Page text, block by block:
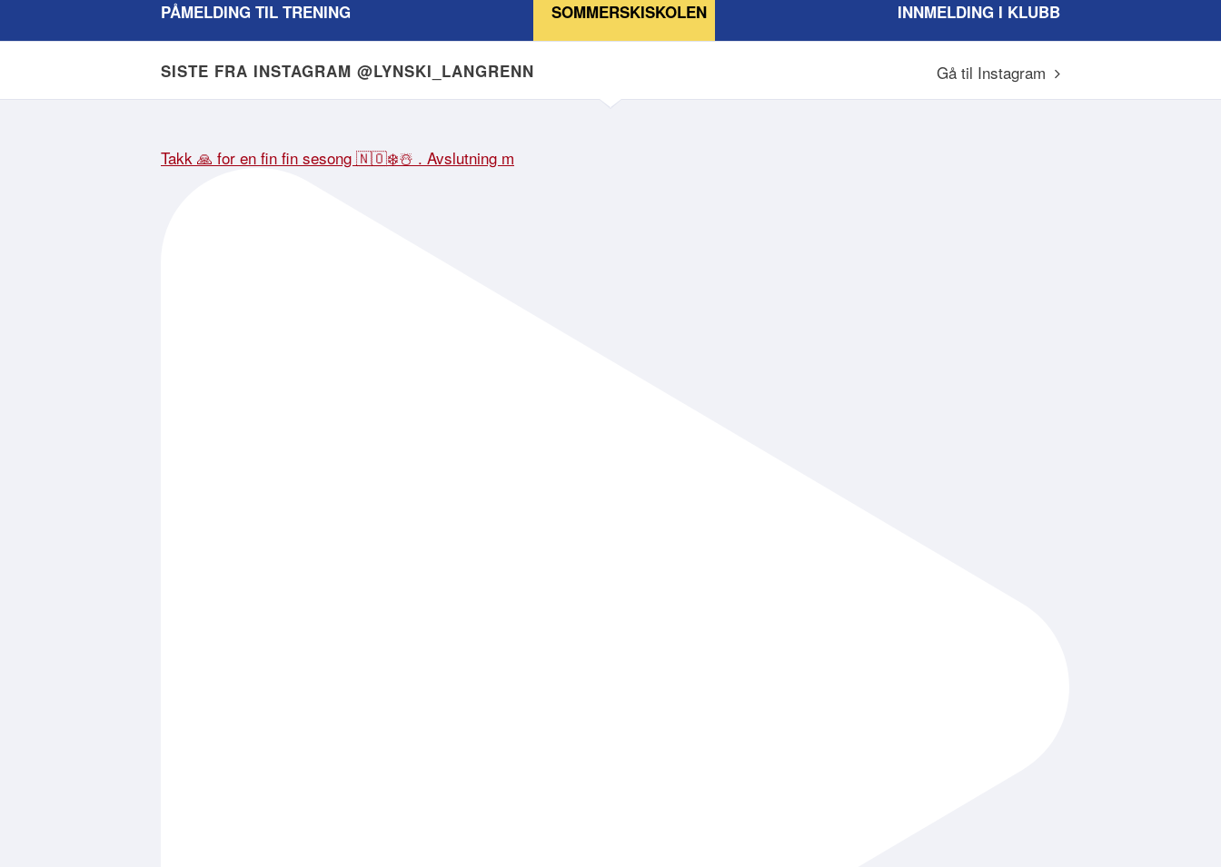
PÅMELDING TIL TRENING INNMELDING I KLUBB
SOMMERSKISKOLEN
SISTE FRA INSTAGRAM @LYNSKI_LANGRENN Gå til Instagram
Takk 🙏 for en fin fin sesong 🇳🇴❄️☃️ . Avslutning m